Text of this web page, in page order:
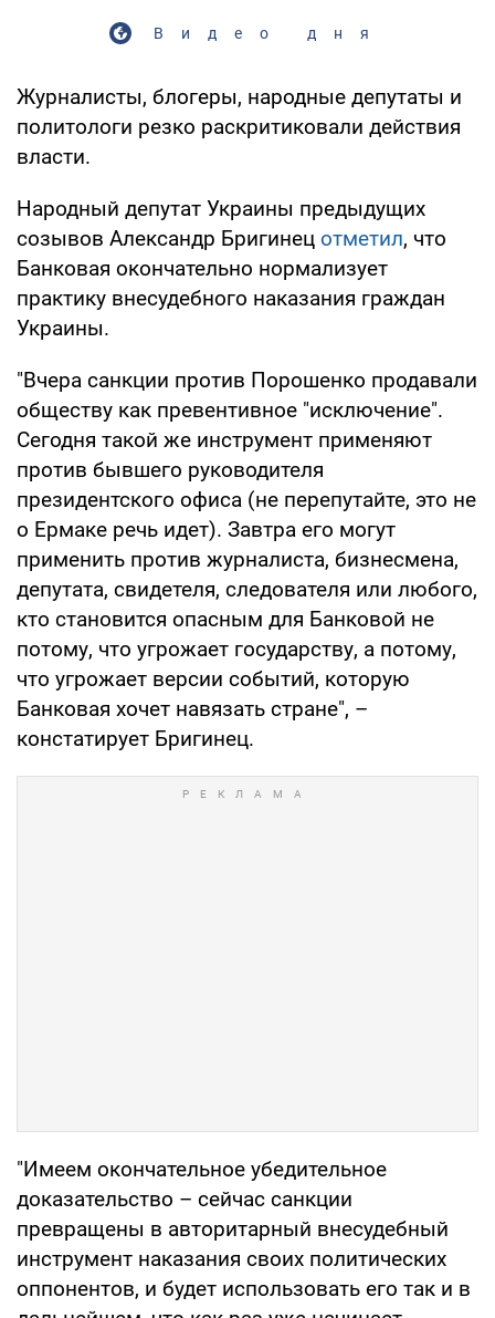
Видео дня
Журналисты, блогеры, народные депутаты и
политологи резко раскритиковали действия
власти.
Народный депутат Украины предыдущих
созывов Александр Бригинец отметил, что
Банковая окончательно нормализует
практику внесудебного наказания граждан
Украины.
"Вчера санкции против Порошенко продавали
обществу как превентивное "исключение".
Сегодня такой же инструмент применяют
против бывшего руководителя
президентского офиса (не перепутайте, это не
о Ермаке речь идет). Завтра его могут
применить против журналиста, бизнесмена,
депутата, свидетеля, следователя или любого,
кто становится опасным для Банковой не
потому, что угрожает государству, а потому,
что угрожает версии событий, которую
Банковая хочет навязать стране", –
констатирует Бригинец.
"Имеем окончательное убедительное
доказательство – сейчас санкции
превращены в авторитарный внесудебный
инструмент наказания своих политических
оппонентов, и будет использовать его так и в